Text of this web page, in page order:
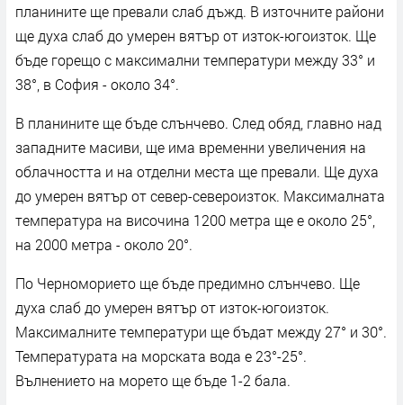
планините ще превали слаб дъжд. В източните райони
ще духа слаб до умерен вятър от изток-югоизток. Ще
бъде горещо с максимални температури между 33° и
38°, в София - около 34°.
В планините ще бъде слънчево. След обяд, главно над
западните масиви, ще има временни увеличения на
облачността и на отделни места ще превали. Ще духа
до умерен вятър от север-североизток. Максималната
температура на височина 1200 метра ще е около 25°,
на 2000 метра - около 20°.
По Черноморието ще бъде предимно слънчево. Ще
духа слаб до умерен вятър от изток-югоизток.
Максималните температури ще бъдат между 27° и 30°.
Температурата на морската вода е 23°-25°.
Вълнението на морето ще бъде 1-2 бала.